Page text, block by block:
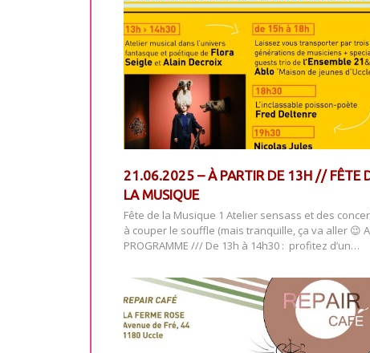
21.06.2025 – À PARTIR DE 13H // FÊTE
LA MUSIQUE
Fête de la Musique 1 Atelier sensass et des
à couper le souffle (mais tranquille, ça va aller 😉
PROGRAMME /// De 13h à 14h30 : profitez d’un…